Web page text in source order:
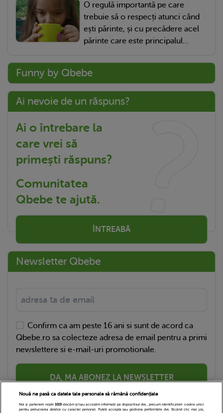
O regulă importantă pe care
trebuie să o respecți atunci când
ești părinte, și cu precădere acel
părinte care este principalul...
Funny by Qbebe
Ai nevoie de un răspuns?
Ai o întrebare la
care vrei să
primești răspuns?
Comunitatea
Qbebe te ajută.
ÎNTREABĂ
Newsletter Qbebe
Confirm ca am peste 16 ani si sunt de acord ca
Qbebe.ro sa colecteze adresa de email pentru a primi
newslettere si e-mail-uri promotionale.
DA, MA ABONEZ LA NEWSLETTER
Nouă ne pasă ca datele tale personale să rămână confidențiale
Noi și partenerii noștri 1019stocăm și/sau accesăm informații pe dispozitivul dvs., precum identificatorii cookie unici
pentru prelucrarea datelor cu caracter personal. Puteți accepta sau gestiona preferințele dvs. făcând clic mai jos,